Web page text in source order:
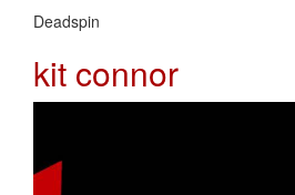
Deadspin
kit connor